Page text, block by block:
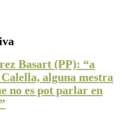
Basart (PP): “a
alguna mestra
no es pot parlar en